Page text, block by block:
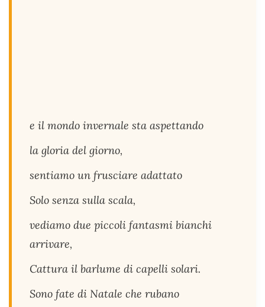
e il mondo invernale sta aspettando
la gloria del giorno,
sentiamo un frusciare adattato
Solo senza sulla scala,
vediamo due piccoli fantasmi bianchi
arrivare,
Cattura il barlume di capelli solari.
Sono fate di Natale che rubano